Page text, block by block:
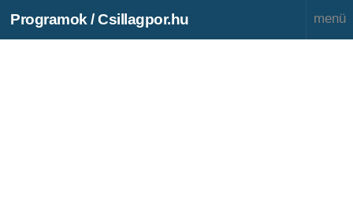
Programok / Csillagpor.hu